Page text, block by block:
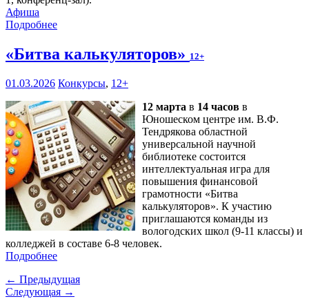
Афиша
Подробнее
«Битва калькуляторов» 12+
01.03.2026 Конкурсы, 12+
12 марта в 14 часов в
Юношеском центре им. В.Ф.
Тендрякова областной
универсальной научной
библиотеке состоится
интеллектуальная игра для
повышения финансовой
грамотности «Битва
калькуляторов». К участию
приглашаются команды из
вологодских школ (9-11 классы) и
колледжей в составе 6-8 человек.
Подробнее
← Предыдущая
Следующая →